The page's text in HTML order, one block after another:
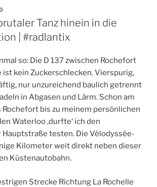
Tanz hinein in die
| #radlantix
so: Die D 137 zwischen Rochefort
ist kein Zuckerschlecken. Vierspurig,
nur unzureichend baulich getrennt
in Abgasen und Lärm. Schon am
Rochefort bis zu meinem persönlichen
Waterloo ‚durfte‘ ich den
Hauptstraße testen. Die Vélodyssée-
Kilometer weit direkt neben dieser
Küstenautobahn.
Strecke Richtung La Rochelle